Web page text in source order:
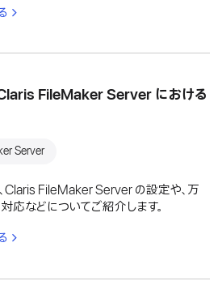
FileMaker Server における
Server
Claris FileMaker Server の設定や、万
などについてご紹介します。